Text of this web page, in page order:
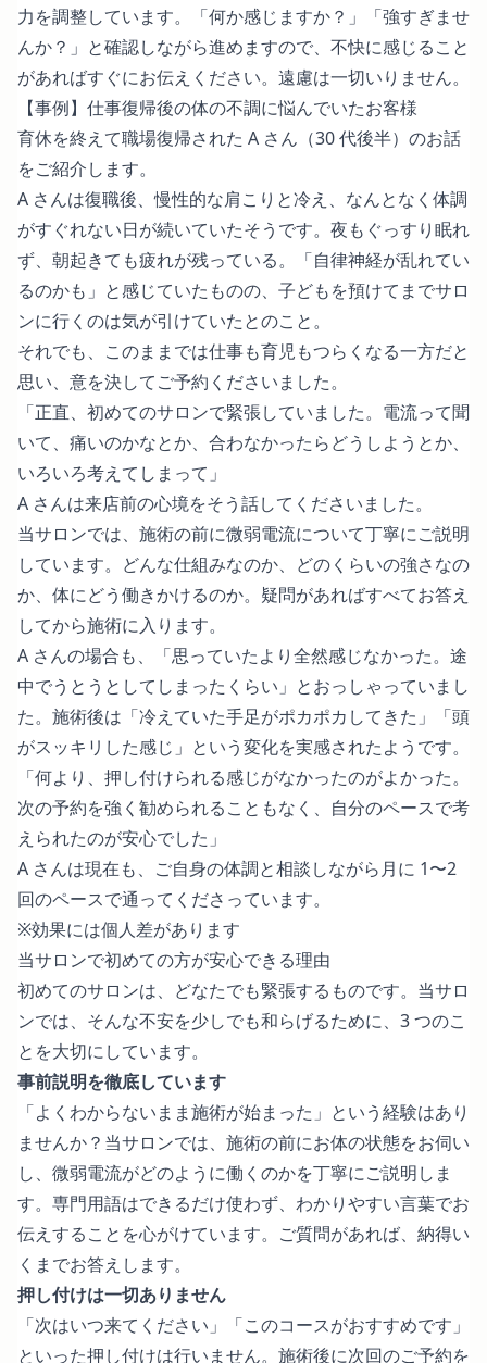
力を調整しています。「何か感じますか？」「強すぎませ
んか？」と確認しながら進めますので、不快に感じること
があればすぐにお伝えください。遠慮は一切いりません。
【事例】仕事復帰後の体の不調に悩んでいたお客様
育休を終えて職場復帰された A さん（30 代後半）のお話
をご紹介します。
A さんは復職後、慢性的な肩こりと冷え、なんとなく体調
がすぐれない日が続いていたそうです。夜もぐっすり眠れ
ず、朝起きても疲れが残っている。「自律神経が乱れてい
るのかも」と感じていたものの、子どもを預けてまでサロ
ンに行くのは気が引けていたとのこと。
それでも、このままでは仕事も育児もつらくなる一方だと
思い、意を決してご予約くださいました。
「正直、初めてのサロンで緊張していました。電流って聞
いて、痛いのかなとか、合わなかったらどうしようとか、
いろいろ考えてしまって」
A さんは来店前の心境をそう話してくださいました。
当サロンでは、施術の前に微弱電流について丁寧にご説明
しています。どんな仕組みなのか、どのくらいの強さなの
か、体にどう働きかけるのか。疑問があればすべてお答え
してから施術に入ります。
A さんの場合も、「思っていたより全然感じなかった。途
中でうとうとしてしまったくらい」とおっしゃっていまし
た。施術後は「冷えていた手足がポカポカしてきた」「頭
がスッキリした感じ」という変化を実感されたようです。
「何より、押し付けられる感じがなかったのがよかった。
次の予約を強く勧められることもなく、自分のペースで考
えられたのが安心でした」
A さんは現在も、ご自身の体調と相談しながら月に 1〜2
回のペースで通ってくださっています。
※効果には個人差があります
当サロンで初めての方が安心できる理由
初めてのサロンは、どなたでも緊張するものです。当サロ
ンでは、そんな不安を少しでも和らげるために、3 つのこ
とを大切にしています。
事前説明を徹底しています
「よくわからないまま施術が始まった」という経験はあり
ませんか？当サロンでは、施術の前にお体の状態をお伺い
し、微弱電流がどのように働くのかを丁寧にご説明しま
す。専門用語はできるだけ使わず、わかりやすい言葉でお
伝えすることを心がけています。ご質問があれば、納得い
くまでお答えします。
押し付けは一切ありません
「次はいつ来てください」「このコースがおすすめです」
といった押し付けは行いません。施術後に次回のご予約を